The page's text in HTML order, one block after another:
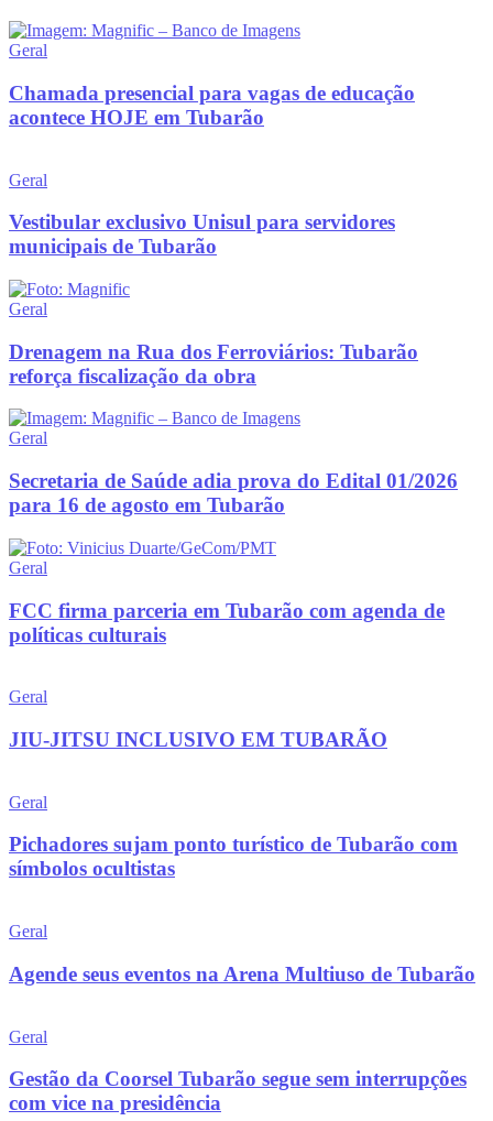
Geral
Chamada presencial para vagas de educação
acontece HOJE em Tubarão
Geral
Vestibular exclusivo Unisul para servidores
municipais de Tubarão
Geral
Drenagem na Rua dos Ferroviários: Tubarão
reforça fiscalização da obra
Geral
Secretaria de Saúde adia prova do Edital 01/2026
para 16 de agosto em Tubarão
Geral
FCC firma parceria em Tubarão com agenda de
políticas culturais
Geral
JIU-JITSU INCLUSIVO EM TUBARÃO
Geral
Pichadores sujam ponto turístico de Tubarão com
símbolos ocultistas
Geral
Agende seus eventos na Arena Multiuso de Tubarão
Geral
Gestão da Coorsel Tubarão segue sem interrupções
com vice na presidência